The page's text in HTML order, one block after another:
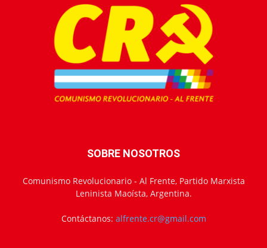
SOBRE NOSOTROS
Comunismo Revolucionario - Al Frente, Partido Marxista
Leninista Maoísta, Argentina.
Contáctanos: alfrente.cr@gmail.com